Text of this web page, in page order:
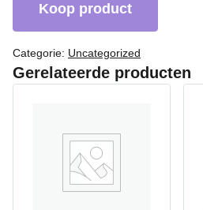
Koop product
Categorie: Uncategorized
Gerelateerde producten